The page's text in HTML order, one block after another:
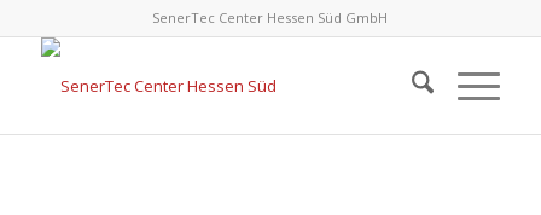
SenerTec Center Hessen Süd GmbH